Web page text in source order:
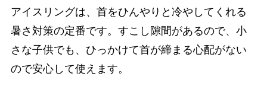
アイスリングは、首をひんやりと冷やしてくれる
暑さ対策の定番です。すこし隙間があるので、小
さな子供でも、ひっかけて首が締まる心配がない
ので安心して使えます。